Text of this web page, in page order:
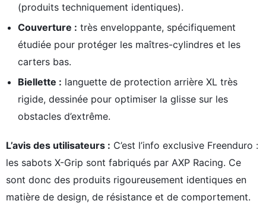
(produits techniquement identiques).
Couverture : très enveloppante, spécifiquement
étudiée pour protéger les maîtres-cylindres et les
carters bas.
Biellette : languette de protection arrière XL très
rigide, dessinée pour optimiser la glisse sur les
obstacles d’extrême.
L’avis des utilisateurs : C’est l’info exclusive Freenduro :
les sabots X-Grip sont fabriqués par AXP Racing. Ce
sont donc des produits rigoureusement identiques en
matière de design, de résistance et de comportement.